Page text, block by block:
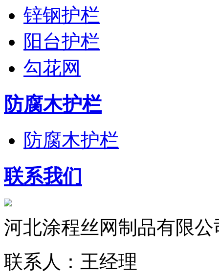
锌钢护栏
阳台护栏
勾花网
防腐木护栏
防腐木护栏
联系我们
河北涂程丝网制品有限公
联系人：王经理